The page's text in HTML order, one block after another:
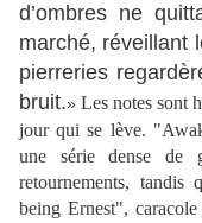
d’ombres ne
marché, réveillant
pierreries
bruit.» Les notes sont
jour qui se lève.
une série dense de
retournements,
being Ernest",